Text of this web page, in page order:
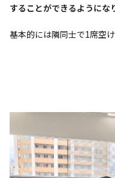
することができるようにな
基本的には隣同士で1席空